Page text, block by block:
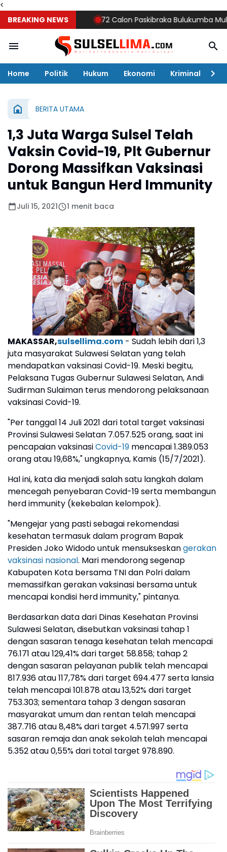
<
BREAKING NEWS
72 Calon Paskibraka Bulukumba Mulai
Home Politik Hukum Ekonomi Kriminal
BERITA UTAMA
1,3 Juta Warga Sulsel Telah
Vaksin Covid-19, Plt Gubernur
Dorong Massifkan Vaksinasi
untuk Bangun Herd Immunity
Juli 15, 2021 1 menit baca
MAKASSAR,sulsellima.com - Sudah lebih dari 1,3
juta masyarakat Sulawesi Selatan yang telah
mendapatkan vaksinasi Covid-19. Meski begitu,
Pelaksana Tugas Gubernur Sulawesi Selatan, Andi
Sudirman Sulaiman terus mendorong pelaksanaan
vaksinasi Covid-19.
"Per tanggal 14 Juli 2021 dari total target vaksinasi
Provinsi Sulawesi Selatan 7.057.525 orang, saat ini
pencapaian vaksinasiCovid-19 mencapai 1.389.053
orang atau 19,68%," ungkapnya, Kamis (15/7/2021).
Hal ini, kata dia menjadi salah satu langkah dalam
mencegah penyebaran Covid-19 serta membangun
herd immunity (kekebalan kelompok).
"Mengejar yang pasti sebagai rekomendasi
kesehatan termasuk dalam program Bapak
Presiden Joko Widodo untuk mensukseskangerakan
vaksinasi nasional. Mari mendorong segenap
Kabupaten Kota bersama TNI dan Polri dalam
memassifkan gerakan vaksinasi bersama untuk
mencapai kondisi herd immunity," pintanya.
Berdasarkan data dari Dinas Kesehatan Provinsi
Sulawesi Selatan, disebutkan vaksinasi tahap 1
dengan sasaran tenaga kesehatan telah mencapai
76.171 atau 129,41% dari target 58.858; tahap 2
dengan sasaran pelayanan publik telah mencapai
817.936 atau 117,78% dari target 694.477 serta lansia
telah mencapai 101.878 atau 13,52% dari target
753.303; sementara tahap 3 dengan sasaran
masyarakat umum dan rentan telah mencapai
387.716 atau 8,48% dari target 4.571.997 serta
sasaran remaja dan anak sekolah telah mencapai
5.352 atau 0,55% dari total target 978.890.